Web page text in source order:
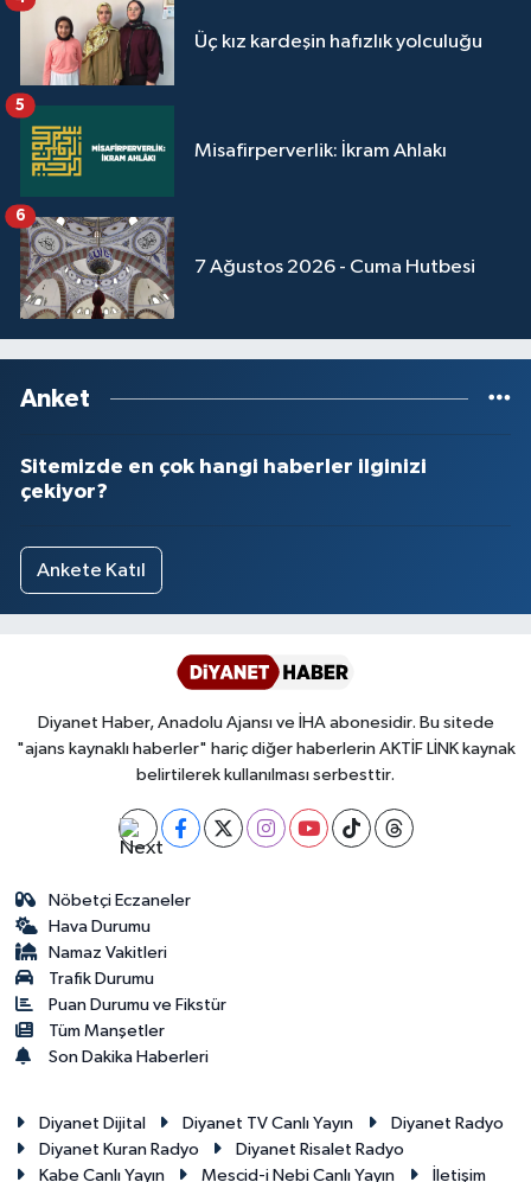
Üç kız kardeşin hafızlık yolculuğu
Misafirperverlik: İkram Ahlakı
5
7 Ağustos 2026 - Cuma Hutbesi
6
Anket
Sitemizde en çok hangi haberler ilginizi
çekiyor?
Ankete Katıl
Diyanet Haber, Anadolu Ajansı ve İHA abonesidir. Bu sitede
"ajans kaynaklı haberler" hariç diğer haberlerin AKTİF LİNK kaynak
belirtilerek kullanılması serbesttir.
Nöbetçi Eczaneler
Hava Durumu
Namaz Vakitleri
Trafik Durumu
Puan Durumu ve Fikstür
Tüm Manşetler
Son Dakika Haberleri
Diyanet Dijital Diyanet TV Canlı Yayın
Diyanet Radyo
Diyanet Kuran Radyo
Diyanet Risalet Radyo
Kabe Canlı Yayın
Mescid-i Nebi Canlı Yayın İletişim
Siirt Müftülüğü
Sinop Müftülüğü
Sivas Müftülüğü
Şanlıurfa Müftülüğü
Şırnak Müftülüğü
Tekirdağ Müftülüğü
Tunceli Müftülüğü
Uşak Müftülüğü
Van Müftülüğü
Yalova Müftülüğü
Yozgat Müftülüğü